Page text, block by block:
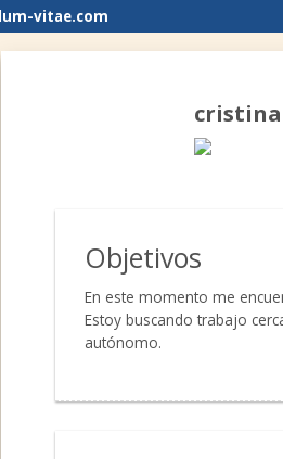
vitae.com
Objetivos
En este momento me
Estoy buscando trabajo
autónomo.